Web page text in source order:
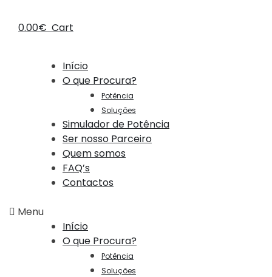
0.00€ Cart
Início
O que Procura?
Potência
Soluções
Simulador de Potência
Ser nosso Parceiro
Quem somos
FAQ’s
Contactos
Menu
Início
O que Procura?
Potência
Soluções